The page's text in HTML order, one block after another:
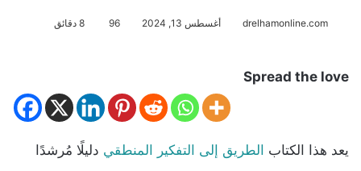
drelhamonline.com أغسطس 13, 2024 96
Spread the love
يعد هذا الكتاب الطريق إلى التفكير المنطقي دليلًا مُرشدًا